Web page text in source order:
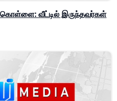
கொள்ளை: வீட்டில் இருந்தவர்கள்